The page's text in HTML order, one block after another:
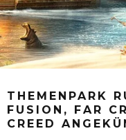
THEMENPARK
FUSION, FAR
CREED